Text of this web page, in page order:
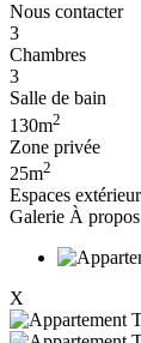
Nous contacter
3
Chambres
3
Salle de bain
130m2
Zone privée
25m2
Espaces
Galerie À propos
X